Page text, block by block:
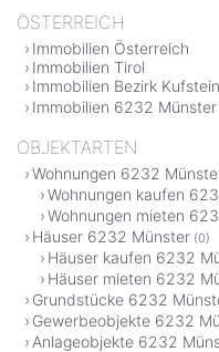
ÖSTERREICH
Immobilien Österreich
Immobilien Tirol
Immobilien Bezirk Kufstein
Immobilien 6232 Münster
OBJEKTARTEN
Wohnungen 6232
Wohnungen kaufen
Wohnungen mieten
Häuser 6232 Münster (0)
Häuser kaufen 6232
Häuser mieten 6232
Grundstücke 6232
Gewerbeobjekte 6232
Anlageobjekte 6232